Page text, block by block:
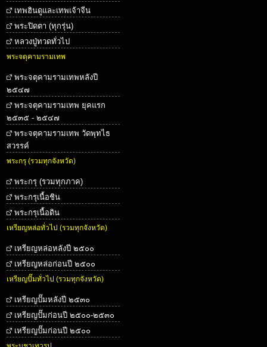
เทพฮินดูและเทพเจ้าจีน
พระปิดตา (ทุกรุ่น)
หลวงปู่ทวดทั่วไป
พระจตุคามรามเทพ
พระจตุคามรามเทพหลังปี
๒๕๔๗
พระจตุคามรามเทพ ยุคแรก
๒๕๓๕ - ๒๕๔๗
พระจตุคามรามเทพ วัดพุทไธ
สวรรค์
พระกรุ (รวมทุกจังหวัด)
พระกรุ (รวมทุกภาค)
พระกรุเนื้อชิน
พระกรุเนื้อดิน
เหรียญหล่อทั่วไป (รวมทุกจังหวัด)
เหรียญหล่อหลังปี ๒๕๐๐
เหรียญหล่อก่อนปี ๒๕๐๐
เหรียญปั๊มทั่วไป (รวมทุกจังหวัด)
เหรียญปั๊มหลังปี ๒๕๓๐
เหรียญปั๊มก่อนปี ๒๕๐๐-๒๕๓๐
เหรียญปั๊มก่อนปี ๒๕๐๐